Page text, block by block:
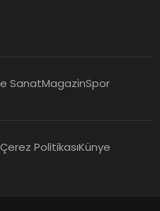
SanatMagazinSpor
Çerez PolitikasıKünye